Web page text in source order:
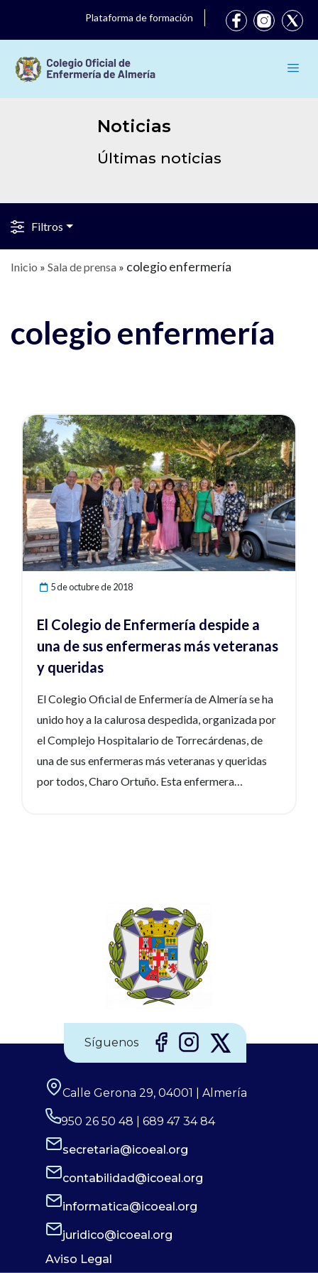
Plataforma de formación
Noticias
Últimas noticias
Filtros
Inicio » Sala de prensa » colegio enfermería
colegio enfermería
5 de octubre de 2018
El Colegio de Enfermería despide a
una de sus enfermeras más veteranas
y queridas
El Colegio Oficial de Enfermería de Almería se ha
unido hoy a la calurosa despedida, organizada por
el Complejo Hospitalario de Torrecárdenas, de
una de sus enfermeras más veteranas y queridas
por todos, Charo Ortuño. Esta enfermera
entre todos los compañeros ha hecho que hoy
viernes, profesionales y amigos se reúnan en torno
a una mesa para celebrar los 43 años de trabajo
impecable. “Los…
Ver noticia
Síguenos
Calle Gerona 29, 04001 | Almería
950 26 50 48 | 689 47 34 84
secretaria@icoeal.org
contabilidad@icoeal.org
informatica@icoeal.org
juridico@icoeal.org
Aviso Legal